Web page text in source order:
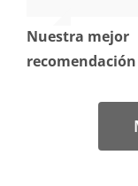
Nuestra mejor
recomendación